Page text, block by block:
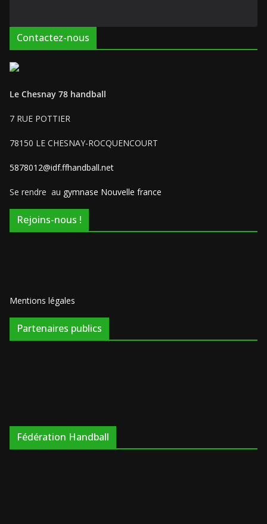
Contactez-nous
Le Chesnay 78 handball
7 RUE POTTIER
78150 LE CHESNAY-ROCQUENCOURT
5878012@idf.ffhandball.net
Se rendre au gymnase Nouvelle france
Rejoins-nous !
Mentions légales
Partenaires publics
Fédération Handball